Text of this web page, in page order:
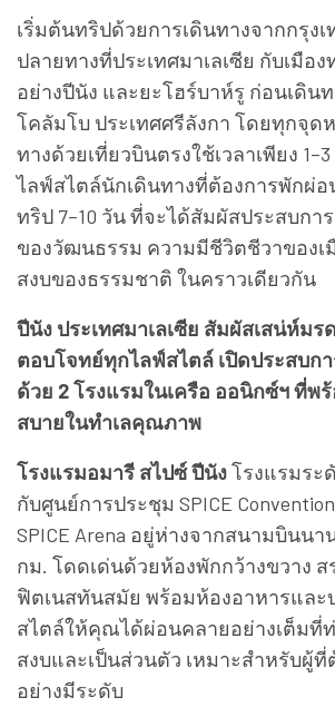
เริ่มต้นทริปด้วยการเดินทางจากกรุง
ปลายทางที่ประเทศมาเลเซีย กับเมือ
อย่างปีนัง และยะโฮร์บาห์รู ก่อนเดิน
โคลัมโบ ประเทศศรีลังกา โดยทุกจุด
ทางด้วยเที่ยวบินตรงใช้เวลาเพียง
ไลฟ์สไตล์นักเดินทางที่ต้องการพักผ่
ทริป 7–10 วัน ที่จะได้สัมผัสประสบกา
ของวัฒนธรรม ความมีชีวิตชีวาของเ
สงบของธรรมชาติ ในคราวเดียวกัน
ปีนัง ประเทศมาเลเซีย สัมผัสเสน่ห์ม
ตอบโจทย์ทุกไลฟ์สไตล์ เปิดประสบ
ด้วย 2 โรงแรมในเครือ ออนิกซ์ฯ ที่พ
สบายในทำเลคุณภาพ
โรงแรมอมารี สไปซ์ ปีนังโรงแรมระ
กับศูนย์การประชุม SPICE
SPICE Arena อยู่ห่างจากสนามบินนา
กม. โดดเด่นด้วยห้องพักกว้างขวาง ส
ฟิตเนสทันสมัย พร้อมห้องอาหารและ
สไตล์ให้คุณได้ผ่อนคลายอย่างเต็มที่
สงบและเป็นส่วนตัว เหมาะสำหรับผู้
อย่างมีระดับ